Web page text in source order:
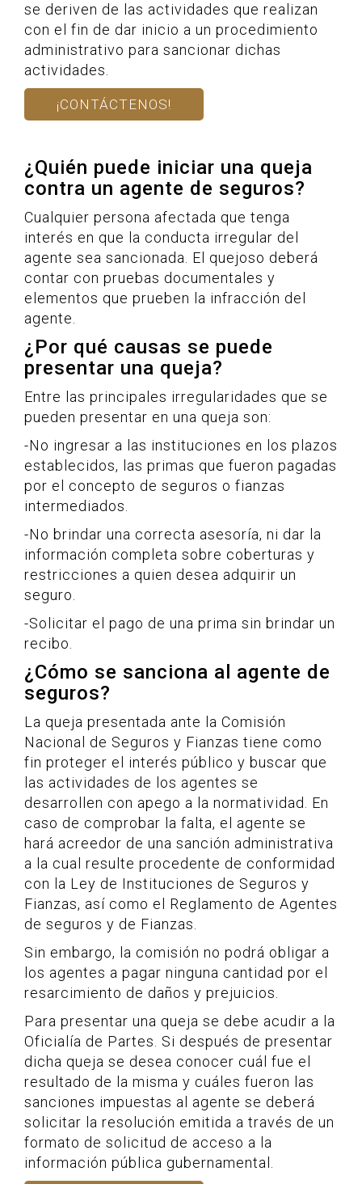
se deriven de las actividades que realizan
con el fin de dar inicio a un procedimiento
administrativo para sancionar dichas
actividades.
¡CONTÁCTENOS!
¿Quién puede iniciar una queja
contra un agente de seguros?
Cualquier persona afectada que tenga
interés en que la conducta irregular del
agente sea sancionada. El quejoso deberá
contar con pruebas documentales y
elementos que prueben la infracción del
agente.
¿Por qué causas se puede
presentar una queja?
Entre las principales irregularidades que se
pueden presentar en una queja son:
-No ingresar a las instituciones en los plazos
establecidos, las primas que fueron pagadas
por el concepto de seguros o fianzas
intermediados.
-No brindar una correcta asesoría, ni dar la
información completa sobre coberturas y
restricciones a quien desea adquirir un
seguro.
-Solicitar el pago de una prima sin brindar un
recibo.
¿Cómo se sanciona al agente de
seguros?
La queja presentada ante la Comisión
Nacional de Seguros y Fianzas tiene como
fin proteger el interés público y buscar que
las actividades de los agentes se
desarrollen con apego a la normatividad. En
caso de comprobar la falta, el agente se
hará acreedor de una sanción administrativa
a la cual resulte procedente de conformidad
con la Ley de Instituciones de Seguros y
Fianzas, así como el Reglamento de Agentes
de seguros y de Fianzas.
Sin embargo, la comisión no podrá obligar a
los agentes a pagar ninguna cantidad por el
resarcimiento de daños y prejuicios.
Para presentar una queja se debe acudir a la
Oficialía de Partes. Si después de presentar
dicha queja se desea conocer cuál fue el
resultado de la misma y cuáles fueron las
sanciones impuestas al agente se deberá
solicitar la resolución emitida a través de un
formato de solicitud de acceso a la
información pública gubernamental.